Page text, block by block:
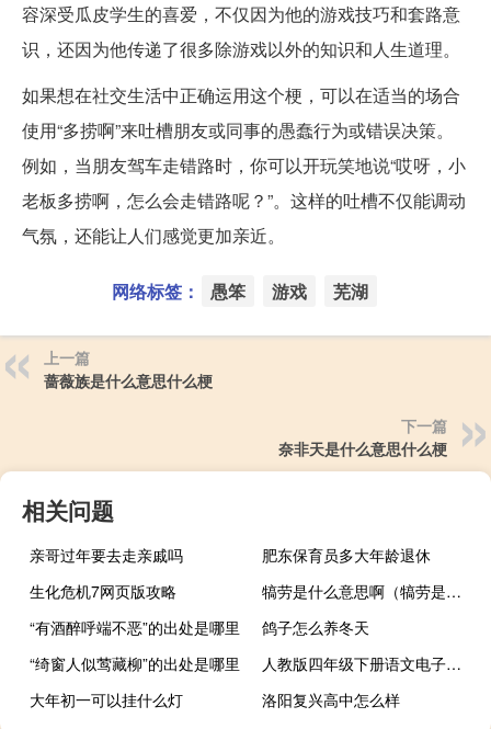
容深受瓜皮学生的喜爱，不仅因为他的游戏技巧和套路意
识，还因为他传递了很多除游戏以外的知识和人生道理。
如果想在社交生活中正确运用这个梗，可以在适当的场合
使用“多捞啊”来吐槽朋友或同事的愚蠢行为或错误决策。
例如，当朋友驾车走错路时，你可以开玩笑地说“哎呀，小
老板多捞啊，怎么会走错路呢？”。这样的吐槽不仅能调动
气氛，还能让人们感觉更加亲近。
网络标签： 愚笨 游戏 芜湖
上一篇
蔷薇族是什么意思什么梗
下一篇
奈非天是什么意思什么梗
相关问题
亲哥过年要去走亲戚吗
肥东保育员多大年龄退休
生化危机7网页版攻略
犒劳是什么意思啊（犒劳是什么意思）
“有酒醉呼端不恶”的出处是哪里
鸽子怎么养冬天
“绮窗人似莺藏柳”的出处是哪里
人教版四年级下册语文电子课本完整版
大年初一可以挂什么灯
洛阳复兴高中怎么样